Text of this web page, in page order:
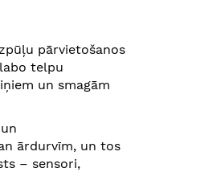
pārvietošanos
telpu
un smagām
ārdurvīm, un tos
– sensori,